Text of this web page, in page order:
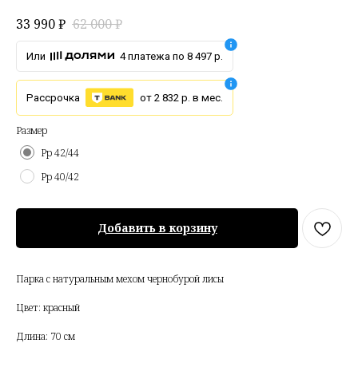
33 990₽ 62 000₽
Или 4 платежа по 8 497 р.
Рассрочка от 2 832 р. в мес.
Размер
Рр 42/44
Рр 40/42
Добавить в корзину
Парка с натуральным мехом чернобурой лисы
Цвет: красный
Длина: 70 см